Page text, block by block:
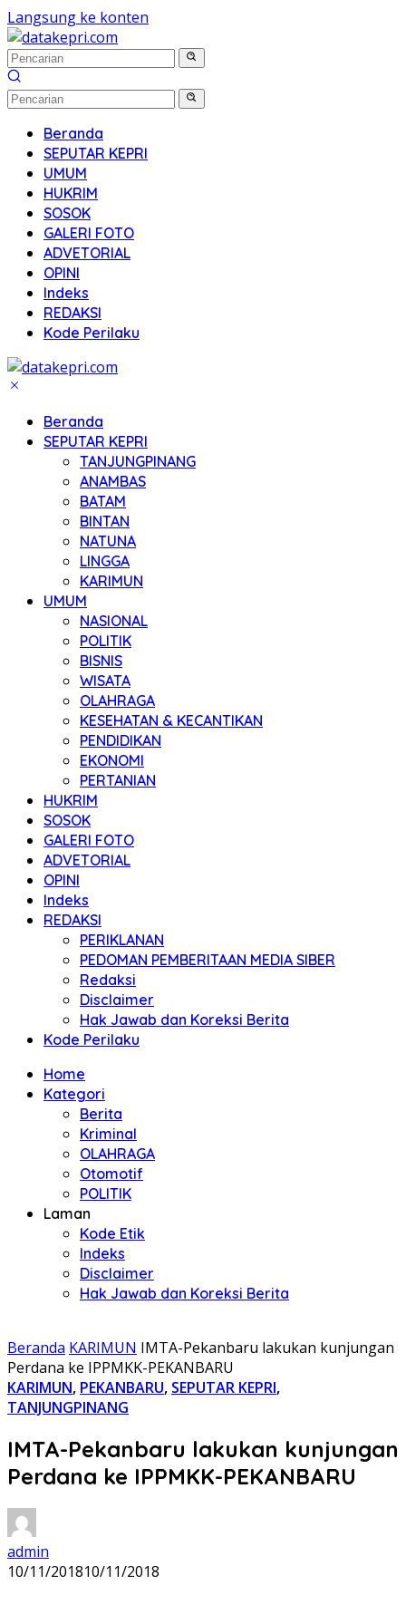
Langsung ke konten
Beranda
SEPUTAR KEPRI
UMUM
HUKRIM
SOSOK
GALERI FOTO
ADVETORIAL
OPINI
Indeks
REDAKSI
Kode Perilaku
Beranda
SEPUTAR KEPRI
TANJUNGPINANG
ANAMBAS
BATAM
BINTAN
NATUNA
LINGGA
KARIMUN
UMUM
NASIONAL
POLITIK
BISNIS
WISATA
OLAHRAGA
KESEHATAN & KECANTIKAN
PENDIDIKAN
EKONOMI
PERTANIAN
HUKRIM
SOSOK
GALERI FOTO
ADVETORIAL
OPINI
Indeks
REDAKSI
PERIKLANAN
PEDOMAN PEMBERITAAN MEDIA SIBER
Redaksi
Disclaimer
Hak Jawab dan Koreksi Berita
Kode Perilaku
Home
Kategori
Berita
Kriminal
OLAHRAGA
Otomotif
POLITIK
Laman
Kode Etik
Indeks
Disclaimer
Hak Jawab dan Koreksi Berita
Beranda KARIMUN IMTA-Pekanbaru lakukan kunjungan
Perdana ke IPPMKK-PEKANBARU
KARIMUN, PEKANBARU, SEPUTAR KEPRI,
TANJUNGPINANG
IMTA-Pekanbaru lakukan kunjungan
Perdana ke IPPMKK-PEKANBARU
admin
10/11/201810/11/2018